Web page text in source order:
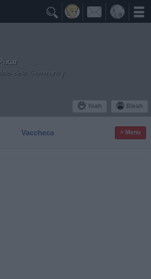

Yeah Bleah
della Community
Vaccheca ≡ Menu